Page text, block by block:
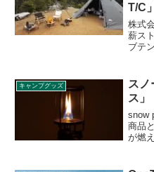
T/C
株式
薪ス
ブテ
まし
キャンプグッズ
スノ
ス」
snow
商品
が燃